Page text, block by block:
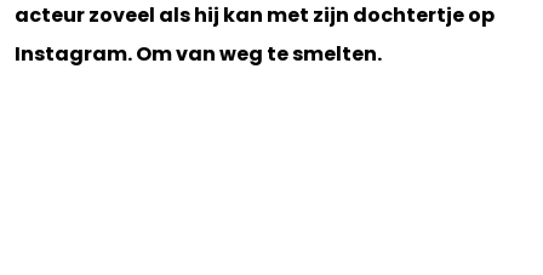
acteur zoveel als hij kan met zijn dochtertje op
Instagram. Om van weg te smelten.